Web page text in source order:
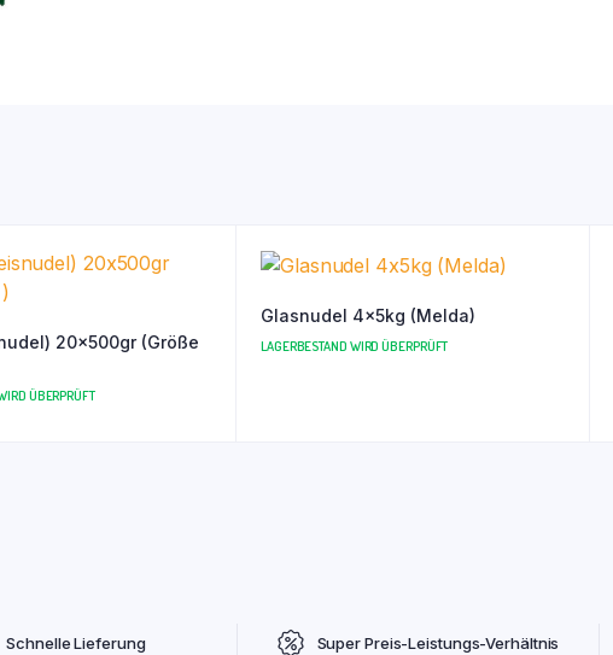
20x500gr (Größe
ÜBERPRÜFT
Glasnudel 4x5kg (Melda)
LAGERBESTAND WIRD ÜBERPRÜFT
Schnelle Lieferung Super Preis-Leistungs-Verhältnis